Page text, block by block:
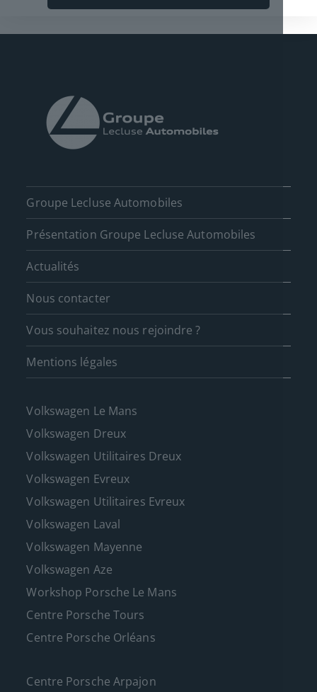
Groupe Lecluse Automobiles
Présentation Groupe Lecluse Automobiles
Actualités
Nous contacter
Vous souhaitez nous rejoindre ?
Mentions légales
Volkswagen Le Mans
Volkswagen Dreux
Volkswagen Utilitaires Dreux
Volkswagen Evreux
Volkswagen Utilitaires Evreux
Volkswagen Laval
Volkswagen Mayenne
Volkswagen Aze
Workshop Porsche Le Mans
Centre Porsche Tours
Centre Porsche Orléans
Centre Porsche Arpajon